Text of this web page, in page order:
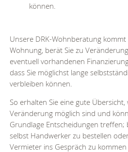
können.
Unsere DRK-Wohnberatung
Wohnung, berät Sie zu
eventuell vorhandenen
dass Sie möglichst lange
verbleiben können.
So erhalten Sie eine gute Übersicht,
Veränderung möglich sind und
Grundlage Entscheidungen treffen;
selbst Handwerker zu bestellen
Vermieter ins Gespräch zu